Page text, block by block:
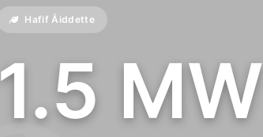
Hafif Åiddette
1.5 MW